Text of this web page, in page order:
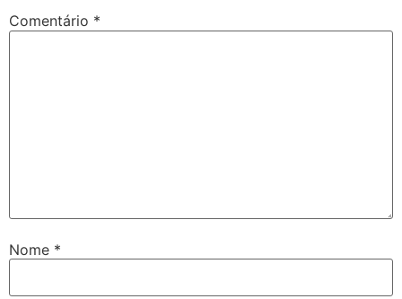
Comentário *
Nome *